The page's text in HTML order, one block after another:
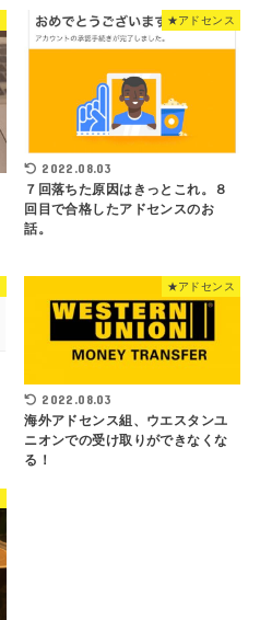
★アドセンス
2022.08.03
７回落ちた原因はきっとこれ。８
回目で合格したアドセンスのお
話。
★アドセンス
2022.08.03
海外アドセンス組、ウエスタンユ
ニオンでの受け取りができなくな
る！